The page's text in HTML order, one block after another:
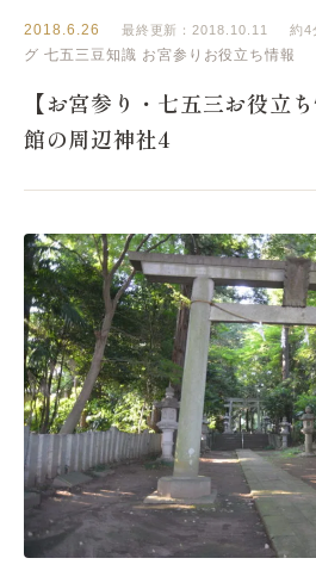
2018.6.26 最終更新：2018.10.11 約4
グ 七五三豆知識 お宮参りお役立ち情報
【お宮参り・七五三お役立
館の周辺神社4